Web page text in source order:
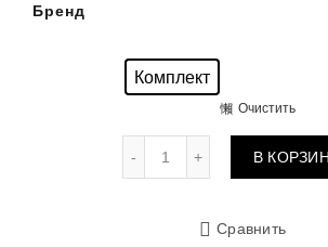
Бренд
Комплект
Очистить
В
Сравнить